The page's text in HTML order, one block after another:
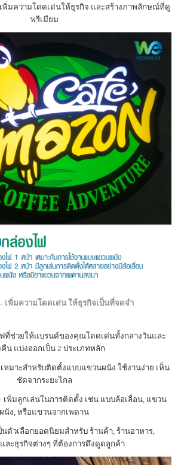
พิ่มความโดดเด่นให้ธุรกิจ และสร้างภาพลักษณ์ที่ดู
พรีเมียม
เพิ่มความโดดเด่น ให้ธุรกิจเป็นที่จดจำ
ฟที่ช่วยให้แบรนด์ของคุณโดดเด่นทั้งกลางวันและ
คืน แบ่งออกเป็น 2 ประเภทหลัก
เหมาะสำหรับติดตั้งแบบแขวนผนัง ใช้งานง่าย เห็น
ชัดจากระยะไกล
เพิ่มลูกเล่นในการติดตั้ง เช่น แบบล้อเลื่อน, แขวน
ผนัง, หรือแขวนจากเพดาน
นตัวเลือกยอดนิยมสำหรับ ร้านค้า, ร้านอาหาร,
ละธุรกิจต่างๆ ที่ต้องการดึงดูดลูกค้า